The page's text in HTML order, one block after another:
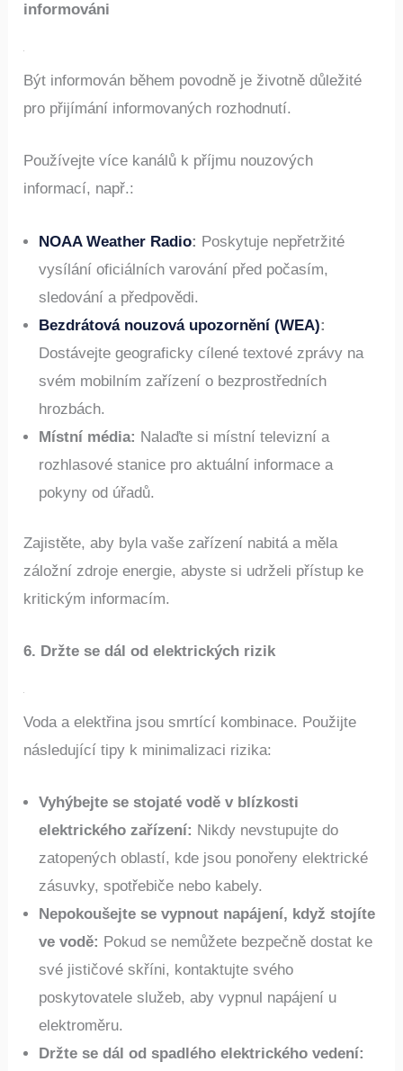
5. Poslouchejte nouzová varování a zůstaňte
Být informován během povodně je životně důležité
Používejte více kanálů k příjmu nouzových
NOAA Weather Radio:Poskytuje nepřetržité
vysílání oficiálních varování před počasím,
sledování a předpovědi.
Bezdrátová nouzová upozornění (WEA):
Dostávejte geograficky cílené textové zprávy na
svém mobilním zařízení o bezprostředních
hrozbách.
Místní média:Nalaďte si místní televizní a
rozhlasové stanice pro aktuální informace a
Zajistěte, aby byla vaše zařízení nabitá a měla
záložní zdroje energie, abyste si udrželi přístup ke
Voda a elektřina jsou smrtící kombinace. Použijte
Vyhýbejte se stojaté vodě v blízkosti
elektrického zařízení:Nikdy nevstupujte do
zatopených oblastí, kde jsou ponořeny elektrické
zásuvky, spotřebiče nebo kabely.
Nepokoušejte se vypnout napájení, když stojíte
ve vodě:Pokud se nemůžete bezpečně dostat ke
své jističové skříni, kontaktujte svého
poskytovatele služeb, aby vypnul napájení u
elektroměru.